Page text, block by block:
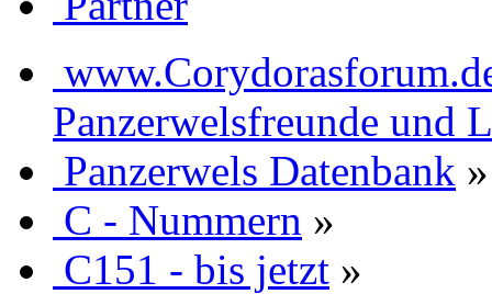
Panzerwelsfreunde und
Panzerwels Datenbank »
C - Nummern »
C151 - bis jetzt »